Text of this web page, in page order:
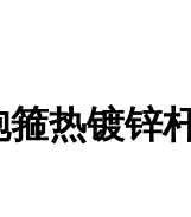
热镀锌